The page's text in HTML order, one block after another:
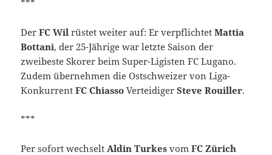
***
DerFC Wil rüstet weiter auf: Er verpflichtetMattia
Bottani, der 25-Jährige war letzte Saison der
zweibeste Skorer beim Super-Ligisten FC Lugano.
Zudem übernehmen die Ostschweizer von Liga-
KonkurrentFC Chiasso VerteidigerSteve Rouiller.
***
Per sofort wechselt Aldin Turkes vomFC Zürich